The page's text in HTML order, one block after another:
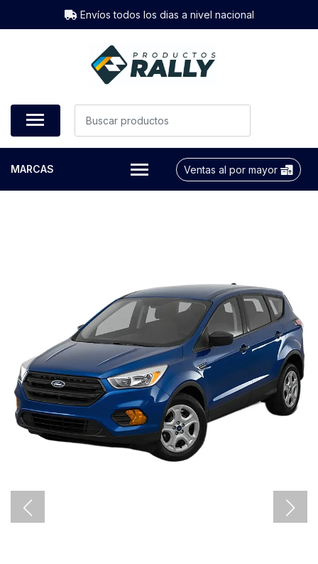
Envíos todos los dias a nivel nacional
MARCAS Ventas al por mayor